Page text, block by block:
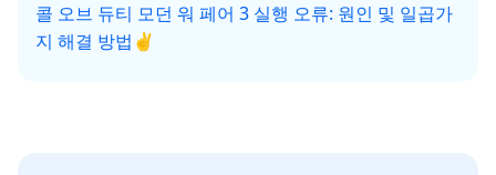
콜 오브 듀티 모던 워 페어 3​ 실행 오류: 원인 및 일곱가
지 해결 방법✌